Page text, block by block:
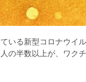
いる新型コロナウイ
の半数以上が、ワク